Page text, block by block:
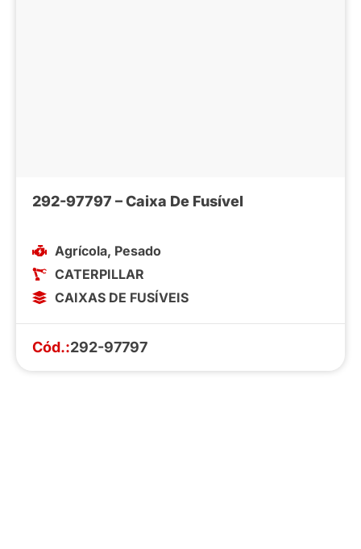
292-97797 – Caixa De Fusível
Agrícola, Pesado
CATERPILLAR
CAIXAS DE FUSÍVEIS
Cód.:292-97797